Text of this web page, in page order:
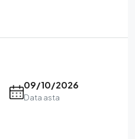
09/10/2026
Data asta